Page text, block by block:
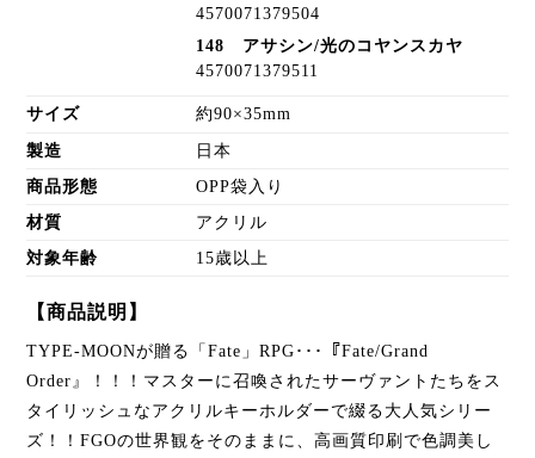
4570071379504
148 アサシン/光のコヤンスカヤ
4570071379511
サイズ 約90×35mm
製造 日本
商品形態 OPP袋入り
材質 アクリル
対象年齢 15歳以上
【商品説明】
TYPE-MOONが贈る「Fate」RPG･･･『Fate/Grand
Order』！！！マスターに召喚されたサーヴァントたちをス
タイリッシュなアクリルキーホルダーで綴る大人気シリー
ズ！！FGOの世界観をそのままに、高画質印刷で色調美し